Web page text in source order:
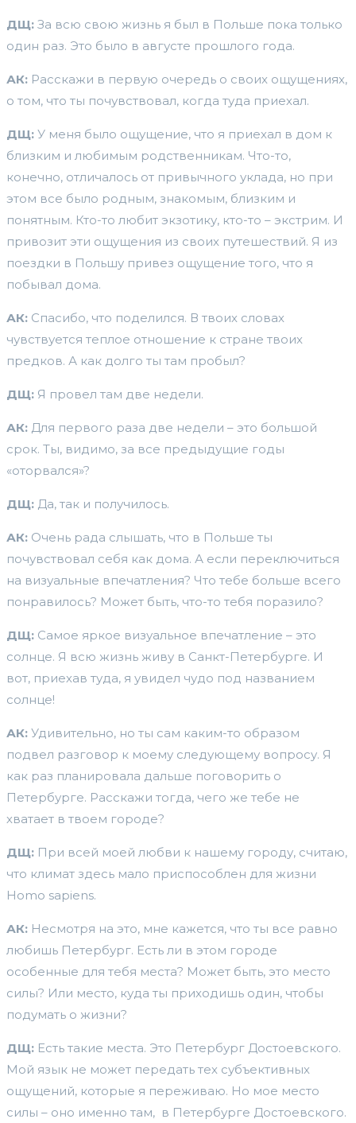
ДЩ: За всю свою жизнь я был в Польше пока только
один раз. Это было в августе прошлого года.
АК: Расскажи в первую очередь о своих ощущениях,
о том, что ты почувствовал, когда туда приехал.
ДЩ: У меня было ощущение, что я приехал в дом к
близким и любимым родственникам. Что-то,
конечно, отличалось от привычного уклада, но при
этом все было родным, знакомым, близким и
понятным. Кто-то любит экзотику, кто-то – экстрим. И
привозит эти ощущения из своих путешествий. Я из
поездки в Польшу привез ощущение того, что я
побывал дома.
АК: Спасибо, что поделился. В твоих словах
чувствуется теплое отношение к стране твоих
предков. А как долго ты там пробыл?
ДЩ: Я провел там две недели.
АК: Для первого раза две недели – это большой
срок. Ты, видимо, за все предыдущие годы
«оторвался»?
ДЩ: Да, так и получилось.
АК: Очень рада слышать, что в Польше ты
почувствовал себя как дома. А если переключиться
на визуальные впечатления? Что тебе больше всего
понравилось? Может быть, что-то тебя поразило?
ДЩ: Самое яркое визуальное впечатление – это
солнце. Я всю жизнь живу в Санкт-Петербурге. И
вот, приехав туда, я увидел чудо под названием
солнце!
АК: Удивительно, но ты сам каким-то образом
подвел разговор к моему следующему вопросу. Я
как раз планировала дальше поговорить о
Петербурге. Расскажи тогда, чего же тебе не
хватает в твоем городе?
ДЩ: При всей моей любви к нашему городу, считаю,
что климат здесь мало приспособлен для жизни
Homo sapiens.
АК: Несмотря на это, мне кажется, что ты все равно
любишь Петербург. Есть ли в этом городе
особенные для тебя места? Может быть, это место
силы? Или место, куда ты приходишь один, чтобы
подумать о жизни?
ДЩ: Есть такие места. Это Петербург Достоевского.
Мой язык не может передать тех субъективных
ощущений, которые я переживаю. Но мое место
силы – оно именно там, в Петербурге Достоевского.